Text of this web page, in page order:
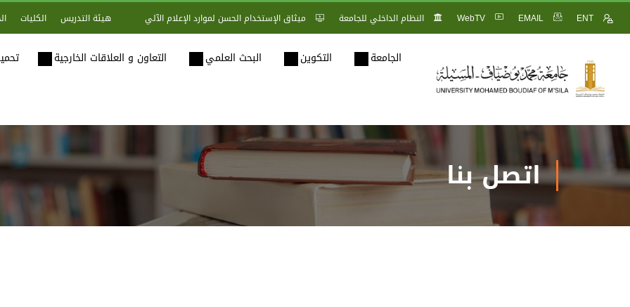
ENT
EMAIL
WebTV النظام الداخلي للجامعة ميثاق الإستخدام الحسن لموارد الإعلام الآلي هيئة التدريس الكليات
الجامعة التكوين البحث العلمي التعاون و العلاقات الخارجية
اتصل بنا